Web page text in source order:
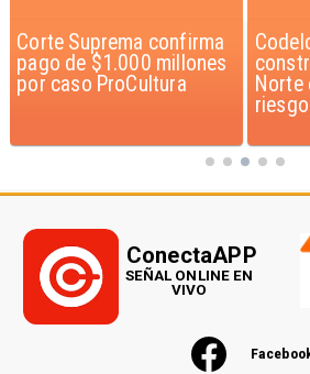
Corte Suprema confirma
pago de $1.000 millones
por caso ProCultura
Norte
ConectaAPP
SEÑAL ONLINE EN
VIVO